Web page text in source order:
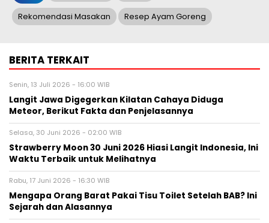
Rekomendasi Masakan Resep Ayam Goreng
BERITA TERKAIT
Senin, 13 Juli 2026 - 16:00 WIB
Langit Jawa Digegerkan Kilatan Cahaya Diduga
Meteor, Berikut Fakta dan Penjelasannya
Selasa, 30 Juni 2026 - 02:00 WIB
Strawberry Moon 30 Juni 2026 Hiasi Langit Indonesia, Ini
Waktu Terbaik untuk Melihatnya
Rabu, 17 Juni 2026 - 16:30 WIB
Mengapa Orang Barat Pakai Tisu Toilet Setelah BAB? Ini
Sejarah dan Alasannya